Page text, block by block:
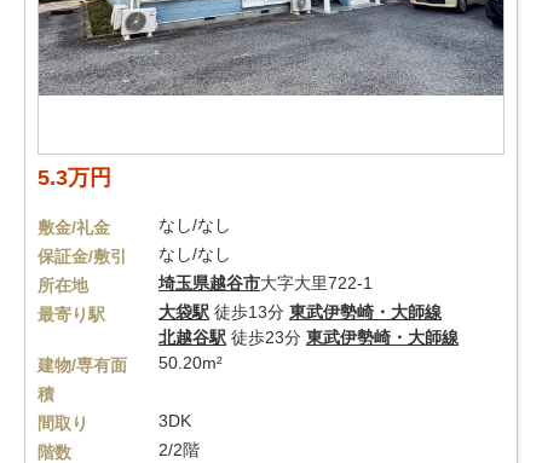
5.3万円
敷金/礼金
なし/なし
保証金/敷引
なし/なし
所在地
埼玉県越谷市大字大里722-1
最寄り駅
大袋駅 徒歩13分 東武伊勢崎・大師線
北越谷駅 徒歩23分 東武伊勢崎・大師線
建物/専有面
積
50.20m²
間取り
3DK
階数
2/2階